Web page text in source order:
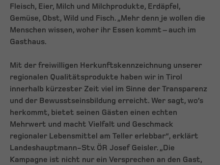
Fleisch, Eier, Milch und Milchprodukte, Erdäpfel,
Gemüse, Obst, Wild und Fisch. „Mehr denn je wollen die
Menschen wissen, woher ihr Essen kommt – auch im
Gasthaus.
Mit der freiwilligen Herkunftskennzeichnung unserer
regionalen Qualitätsprodukte haben wir in Tirol
innerhalb kürzester Zeit viel im Sinne der Transparenz
und der Bewusstseinsbildung erreicht. Wer sagt, wo’s
herkommt, bietet seinen Gästen einen echten
Mehrwert und macht Vielfalt und Geschmack
regionaler Lebensmittel am Teller erlebbar“, erklärt
Landeshauptmann-Stv. ÖR Josef Geisler. „Die
Kampagne ist nicht nur ein Versprechen an den Gast,